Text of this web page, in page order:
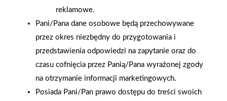
2022-09-26
Informacja o publikacji
Sądowym i
Gospodarczym
Dzień Budowlańca w
reklamowe.
Pani/Pana dane osobowe będą przechowywane
przez okres niezbędny do przygotowania i
przedstawienia odpowiedzi na zapytanie oraz do
czasu cofnięcia przez Panią/Pana wyrażonej zgody
na otrzymanie informacji marketingowych.
Posiada Pani/Pan prawo dostępu do treści swoich